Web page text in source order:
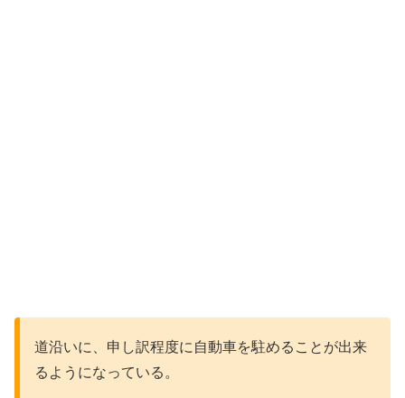
道沿いに、申し訳程度に自動車を駐めることが出来
るようになっている。